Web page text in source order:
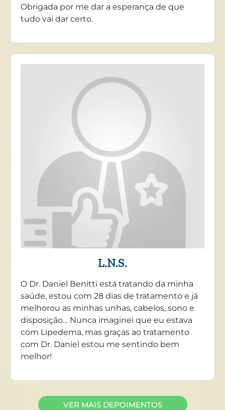
Obrigada por me dar a esperança de que
tudo vai dar certo.
L.N.S.
O Dr. Daniel Benitti está tratando da minha
saúde, estou com 28 dias de tratamento e já
melhorou as minhas unhas, cabelos, sono e
disposição… Nunca imaginei que eu estava
com Lipedema, mas graças ao tratamento
com Dr. Daniel estou me sentindo bem
melhor!
VER MAIS DEPOIMENTOS